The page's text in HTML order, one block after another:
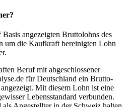
angezeigten Bruttolohns des
um die Kaufkraft bereinigten Lohn
Beruf mit abgeschlossener
für Deutschland ein Brutto-
Mit diesem Lohn ist eine
Lebensstandard verbunden.